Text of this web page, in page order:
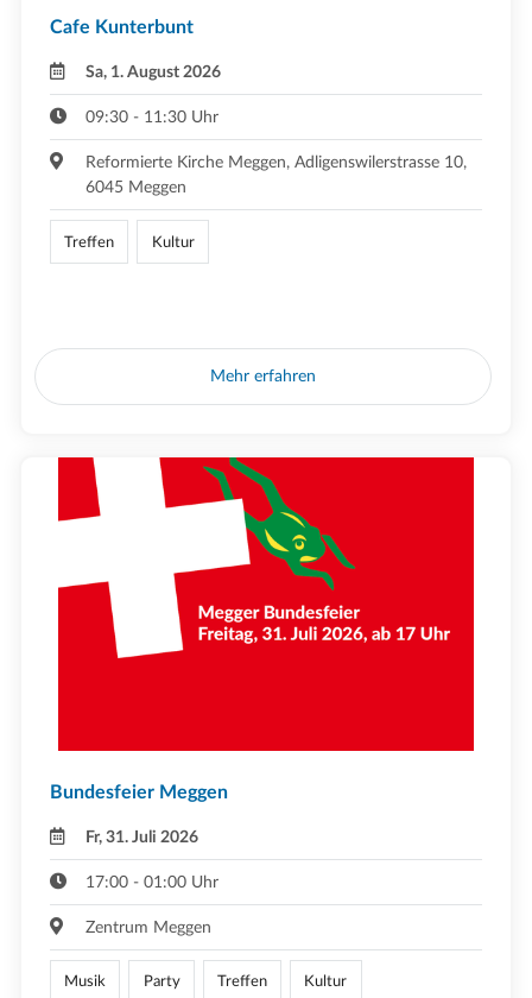
Cafe Kunterbunt
Sa, 1. August 2026
09:30 - 11:30 Uhr
Reformierte Kirche Meggen, Adligenswilerstrasse 10,
6045 Meggen
Treffen Kultur
Mehr erfahren
Bundesfeier Meggen
Fr, 31. Juli 2026
17:00 - 01:00 Uhr
Zentrum Meggen
Musik Party Treffen Kultur